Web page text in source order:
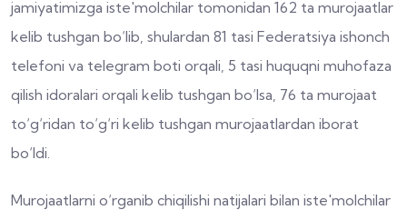
jamiyatimizga iste'molchilar tomonidan 162 ta murojaatlar
kelib tushgan bo‘lib, shulardan 81 tasi Federatsiya ishonch
telefoni va telegram boti orqali, 5 tasi huquqni muhofaza
qilish idoralari orqali kelib tushgan bo‘lsa, 76 ta murojaat
to‘g‘ridan to‘g‘ri kelib tushgan murojaatlardan iborat
bo‘ldi.
Murojaatlarni o‘rganib chiqilishi natijalari bilan iste'molchilar